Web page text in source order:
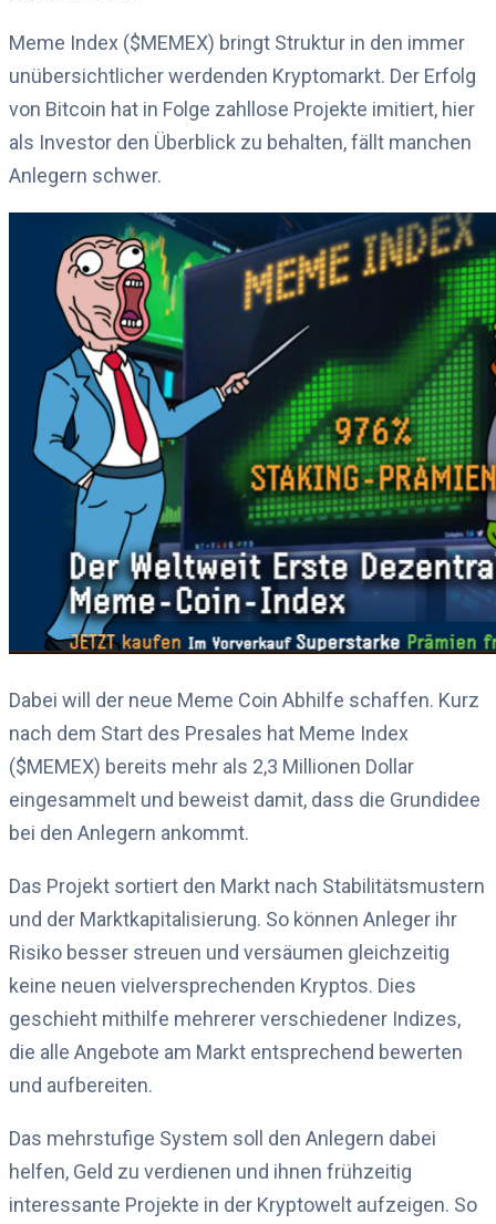
Meme Index ($MEMEX) bringt Struktur in den immer
unübersichtlicher werdenden Kryptomarkt. Der Erfolg
von Bitcoin hat in Folge zahllose Projekte imitiert, hier
als Investor den Überblick zu behalten, fällt manchen
Anlegern schwer.
Dabei will der neue Meme Coin Abhilfe schaffen. Kurz
nach dem Start des Presales hat Meme Index
($MEMEX) bereits mehr als 2,3 Millionen Dollar
eingesammelt und beweist damit, dass die Grundidee
bei den Anlegern ankommt.
Das Projekt sortiert den Markt nach Stabilitätsmustern
und der Marktkapitalisierung. So können Anleger ihr
Risiko besser streuen und versäumen gleichzeitig
keine neuen vielversprechenden Kryptos. Dies
geschieht mithilfe mehrerer verschiedener Indizes,
die alle Angebote am Markt entsprechend bewerten
und aufbereiten.
Das mehrstufige System soll den Anlegern dabei
helfen, Geld zu verdienen und ihnen frühzeitig
interessante Projekte in der Kryptowelt aufzeigen. So